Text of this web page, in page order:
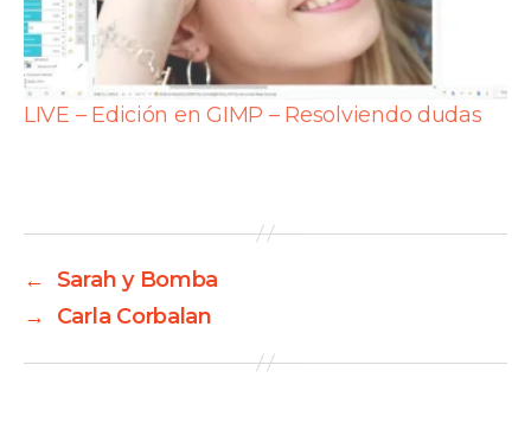
LIVE – Edición en GIMP – Resolviendo dudas
← Sarah y Bomba
→
Carla Corbalan